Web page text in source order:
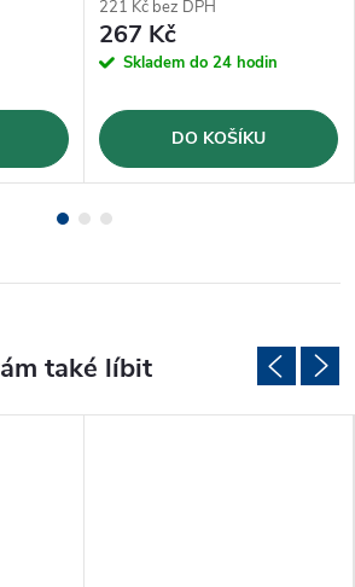
221 Kč bez DPH
267 Kč
Skladem do 24 hodin
DO KOŠÍKU